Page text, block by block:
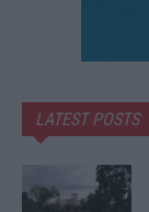
LATEST POSTS